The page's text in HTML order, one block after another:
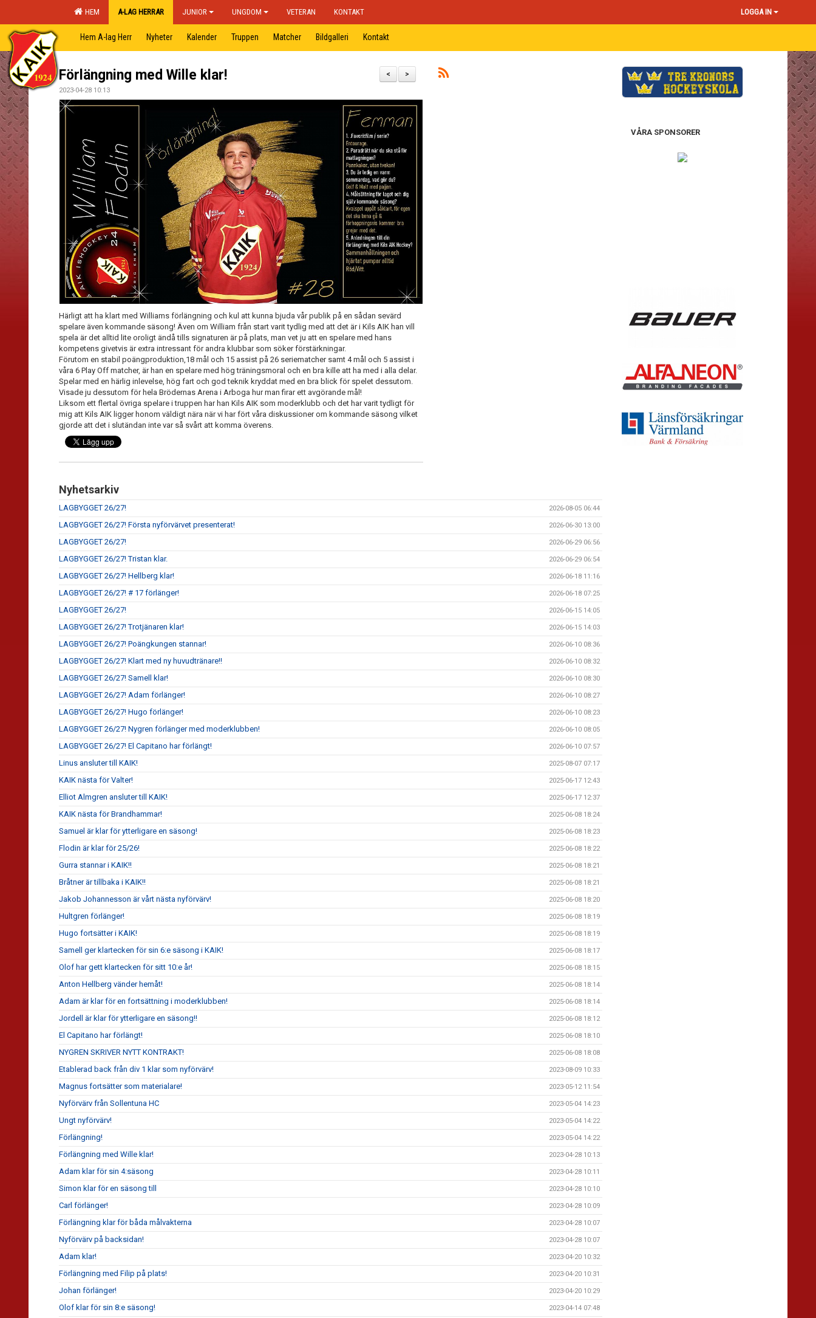
HEM A-LAG HERRAR JUNIOR UNGDOM VETERAN KONTAKT LOGGA IN
Hem A-lag Herr Nyheter Kalender Truppen Matcher Bildgalleri Kontakt
>
<
Förlängning med Wille klar!
2023-04-28 10:13
Härligt att ha klart med Williams förlängning och kul att kunna bjuda vår publik på en sådan sevärd
spelare även kommande säsong! Även om William från start varit tydlig med att det är i Kils AIK han vill
spela är det alltid lite oroligt ändå tills signaturen är på plats, man vet ju att en spelare med hans
kompetens givetvis är extra intressant för andra klubbar som söker förstärkningar.
Förutom en stabil poängproduktion,18 mål och 15 assist på 26 seriematcher samt 4 mål och 5 assist i
våra 6 Play Off matcher, är han en spelare med hög träningsmoral och en bra kille att ha med i alla delar.
Spelar med en härlig inlevelse, hög fart och god teknik kryddat med en bra blick för spelet dessutom.
Visade ju dessutom för hela Brödernas Arena i Arboga hur man firar ett avgörande mål!
Liksom ett flertal övriga spelare i truppen har han Kils AIK som moderklubb och det har varit tydligt för
mig att Kils AIK ligger honom väldigt nära när vi har fört våra diskussioner om kommande säsong vilket
gjorde att det i slutändan inte var så svårt att komma överens.
Nyhetsarkiv
LAGBYGGET 26/27! 2026-08-05 06:44
LAGBYGGET 26/27! Första nyförvärvet presenterat! 2026-06-30 13:00
LAGBYGGET 26/27! 2026-06-29 06:56
LAGBYGGET 26/27! Tristan klar. 2026-06-29 06:54
LAGBYGGET 26/27! Hellberg klar! 2026-06-18 11:16
LAGBYGGET 26/27! # 17 förlänger! 2026-06-18 07:25
LAGBYGGET 26/27! 2026-06-15 14:05
LAGBYGGET 26/27! Trotjänaren klar! 2026-06-15 14:03
LAGBYGGET 26/27! Poängkungen stannar! 2026-06-10 08:36
LAGBYGGET 26/27! Klart med ny huvudtränare!! 2026-06-10 08:32
LAGBYGGET 26/27! Samell klar! 2026-06-10 08:30
LAGBYGGET 26/27! Adam förlänger! 2026-06-10 08:27
LAGBYGGET 26/27! Hugo förlänger! 2026-06-10 08:23
LAGBYGGET 26/27! Nygren förlänger med moderklubben! 2026-06-10 08:05
LAGBYGGET 26/27! El Capitano har förlängt! 2026-06-10 07:57
Linus ansluter till KAIK! 2025-08-07 07:17
KAIK nästa för Valter! 2025-06-17 12:43
Elliot Almgren ansluter till KAIK! 2025-06-17 12:37
KAIK nästa för Brandhammar! 2025-06-08 18:24
Samuel är klar för ytterligare en säsong! 2025-06-08 18:23
Flodin är klar för 25/26! 2025-06-08 18:22
Gurra stannar i KAIK!! 2025-06-08 18:21
Bråtner är tillbaka i KAIK!! 2025-06-08 18:21
Jakob Johannesson är vårt nästa nyförvärv! 2025-06-08 18:20
Hultgren förlänger! 2025-06-08 18:19
Hugo fortsätter i KAIK! 2025-06-08 18:19
Samell ger klartecken för sin 6:e säsong i KAIK! 2025-06-08 18:17
Olof har gett klartecken för sitt 10:e år! 2025-06-08 18:15
Anton Hellberg vänder hemåt! 2025-06-08 18:14
Adam är klar för en fortsättning i moderklubben! 2025-06-08 18:14
Jordell är klar för ytterligare en säsong!! 2025-06-08 18:12
El Capitano har förlängt! 2025-06-08 18:10
NYGREN SKRIVER NYTT KONTRAKT! 2025-06-08 18:08
Etablerad back från div 1 klar som nyförvärv! 2023-08-09 10:33
Magnus fortsätter som materialare! 2023-05-12 11:54
Nyförvärv från Sollentuna HC 2023-05-04 14:23
Ungt nyförvärv! 2023-05-04 14:22
Förlängning! 2023-05-04 14:22
Förlängning med Wille klar! 2023-04-28 10:13
Adam klar för sin 4:säsong 2023-04-28 10:11
Simon klar för en säsong till 2023-04-28 10:10
Carl förlänger! 2023-04-28 10:09
Förlängning klar för båda målvakterna 2023-04-28 10:07
Nyförvärv på backsidan! 2023-04-28 10:07
Adam klar! 2023-04-20 10:32
Förlängning med Filip på plats! 2023-04-20 10:31
Johan förlänger! 2023-04-20 10:29
Olof klar för sin 8:e säsong! 2023-04-14 07:48
VÅRA SPONSORER